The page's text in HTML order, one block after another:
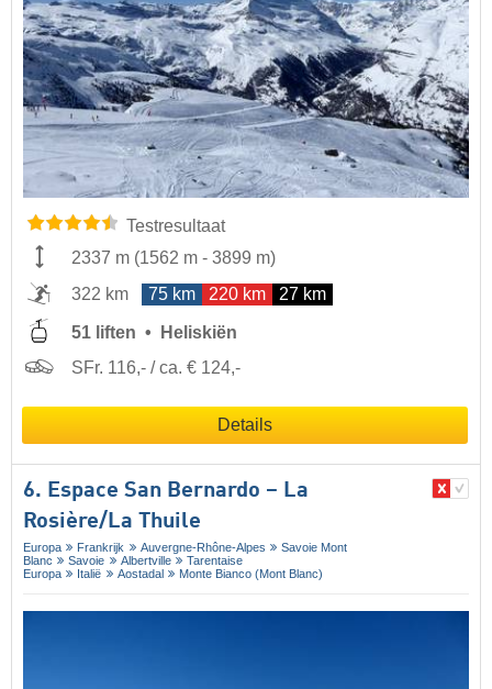
Testresultaat
2337 m (1562 m - 3899 m)
322 km
75 km 220 km 27 km
51 liften
Heliskiën
SFr. 116,- / ca. € 124,-
Details
6. Espace San Bernardo – La
Rosière/​La Thuile
Europa Frankrijk Auvergne-Rhône-Alpes
Savoie Mont
Blanc
Savoie Albertville
Tarentaise
Europa
Italië Aostadal Monte Bianco (Mont Blanc)